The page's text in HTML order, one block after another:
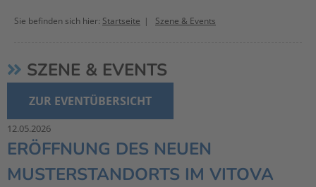
Sie befinden sich hier: Startseite Szene & Events
SZENE & EVENTS
ZUR EVENTÜBERSICHT
12.05.2026
ERÖFFNUNG DES NEUEN
MUSTERSTANDORTS IM VITOVA